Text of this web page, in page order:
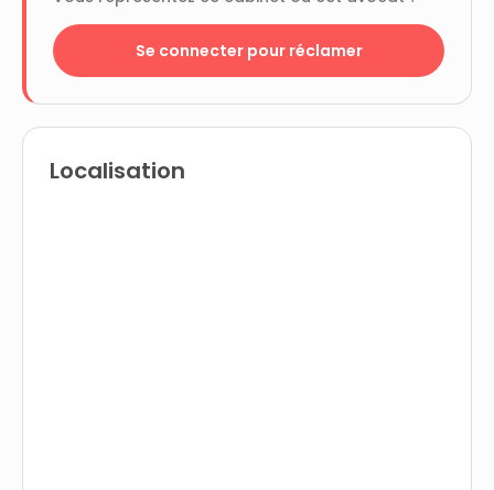
Se connecter pour réclamer
Localisation